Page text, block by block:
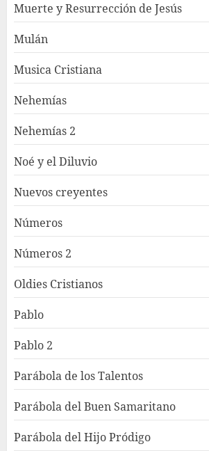
Muerte y Resurrección de Jesús
Mulán
Musica Cristiana
Nehemías
Nehemías 2
Noé y el Diluvio
Nuevos creyentes
Números
Números 2
Oldies Cristianos
Pablo
Pablo 2
Parábola de los Talentos
Parábola del Buen Samaritano
Parábola del Hijo Pródigo